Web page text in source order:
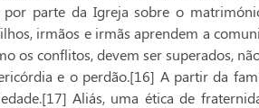
por parte da Igreja sobre o
irmãos e irmãs aprendem a
os conflitos, devem ser superados,
e o perdão.[16] A partir da
Aliás, uma ética de